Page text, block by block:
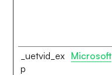
_uetvid_ex
p
Microsoft